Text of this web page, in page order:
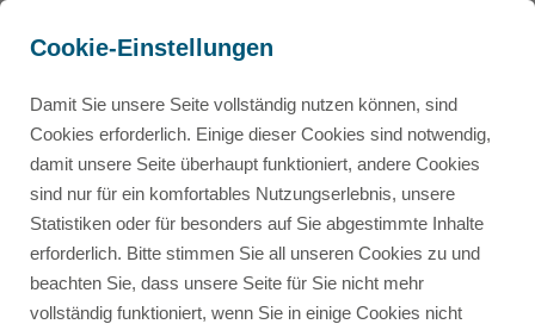
Für Studierende & Doktoranden,
die Experteninterviews durchführen
Cookie-Einstellungen
Damit Sie unsere Seite vollständig nutzen können, sind
Cookies erforderlich. Einige dieser Cookies sind notwendig,
damit unsere Seite überhaupt funktioniert, andere Cookies
sind nur für ein komfortables Nutzungserlebnis, unsere
Statistiken oder für besonders auf Sie abgestimmte Inhalte
erforderlich. Bitte stimmen Sie all unseren Cookies zu und
beachten Sie, dass unsere Seite für Sie nicht mehr
vollständig funktioniert, wenn Sie in einige Cookies nicht